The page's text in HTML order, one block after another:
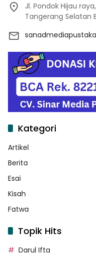
Jl. Pondok Hijau
Tangerang Selatan
Kategori
Artikel
Berita
Esai
Kisah
Fatwa
Topik Hits
Darul Ifta